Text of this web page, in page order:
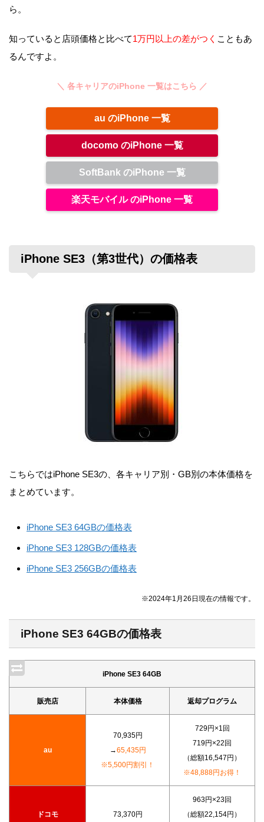
ら。
知っていると店頭価格と比べて1万円以上の差がつく こともあ
るんですよ。
＼ 各キャリアのiPhone 一覧はこちら ／
au のiPhone 一覧
docomo のiPhone 一覧
SoftBank のiPhone 一覧
楽天モバイル のiPhone 一覧
iPhone SE3（第3世代）の価格表
こちらではiPhone SE3の、各キャリア別・GB別の本体価格を
まとめています。
iPhone SE3 64GBの価格表
iPhone SE3 128GBの価格表
iPhone SE3 256GBの価格表
※2024年1月26日現在の情報です。
iPhone SE3 64GBの価格表
iPhone SE3 64GB
販売店 本体価格 返却プログラム
au
70,935円
→65,435円
※5,500円割引！
729円×1回
719円×22回
（総額16,547円）
※48,888円お得！
ドコモ 73,370円
963円×23回
（総額22,154円）